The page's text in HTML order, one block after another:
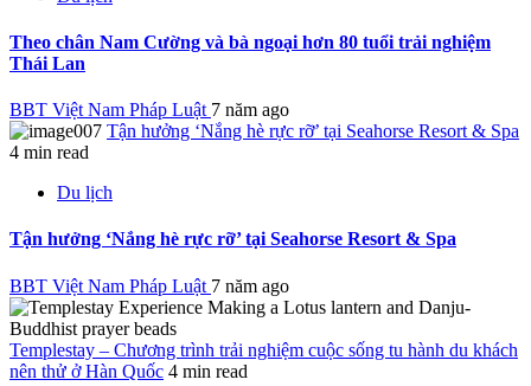
Theo chân Nam Cường và bà ngoại hơn 80 tuổi trải nghiệm
Thái Lan
BBT Việt Nam Pháp Luật 7 năm ago
Tận hưởng ‘Nắng hè rực rỡ’ tại Seahorse Resort & Spa
4 min read
Du lịch
Tận hưởng ‘Nắng hè rực rỡ’ tại Seahorse Resort & Spa
BBT Việt Nam Pháp Luật 7 năm ago
Templestay – Chương trình trải nghiệm cuộc sống tu hành du khách
nên thử ở Hàn Quốc 4 min read